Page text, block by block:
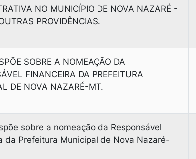
NO MUNICÍPIO DE NOVA NAZARÉ -
PROVIDÊNCIAS.
SOBRE A NOMEAÇÃO DA
FINANCEIRA DA PREFEITURA
DE NOVA NAZARÉ-MT.
sobre a nomeação da Responsável
da Prefeitura Municipal de Nova Nazaré-